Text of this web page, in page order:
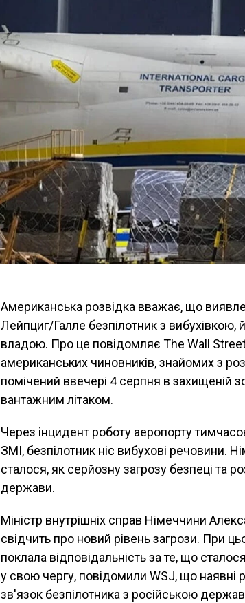
Американська розвідка вважає, що
Лейпциг/Галле безпілотник з вибухівкою,
владою. Про це повідомляє The Wall
американських чиновників, знайомих з
помічений ввечері 4 серпня в захищеній
вантажним літаком.
Через інцидент роботу аеропорту
ЗМІ, безпілотник ніс вибухові речовини.
сталося, як серйозну загрозу безпеці та
держави.
Міністр внутрішніх справ Німеччини
свідчить про новий рівень загрози. При
поклала відповідальність за те, що
у свою чергу, повідомили WSJ, що наявні
зв'язок безпілотника з російською